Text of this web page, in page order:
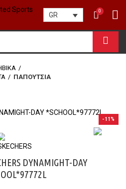
GR
0
ΠΑΠΟΥΤΣΙΑ
-11%
DYNAMIGHT-DAY